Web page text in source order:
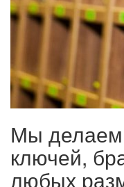
Мы делаем
ключей,
любых